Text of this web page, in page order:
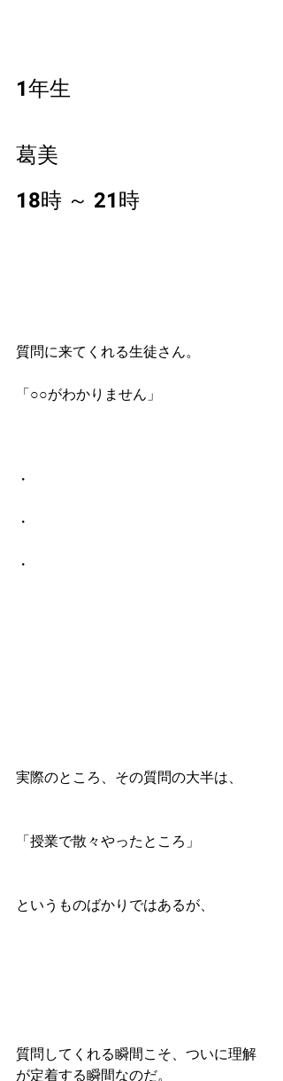
1年生
葛美
18時 ～ 21時
質問に来てくれる生徒さん。
「○○がわかりません」
・
・
・
実際のところ、その質問の大半は、
「授業で散々やったところ」
というものばかりではあるが、
質問してくれる瞬間こそ、ついに理解
が定着する瞬間なのだ。